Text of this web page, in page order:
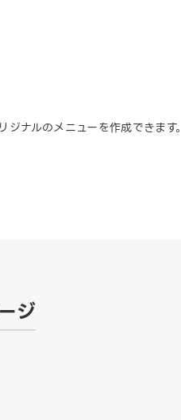
ナルのメニューを作成できます
ジ